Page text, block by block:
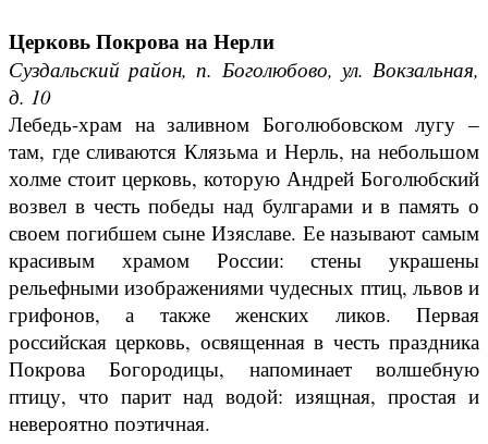
Церковь Покрова на Нерли
Суздальский район, п. Боголюбово, ул. Вокзальная,
д. 10
Лебедь-храм на заливном Боголюбовском лугу ‒
там, где сливаются Клязьма и Нерль, на небольшом
холме стоит церковь, которую Андрей Боголюбский
возвел в честь победы над булгарами и в память о
своем погибшем сыне Изяславе. Ее называют самым
красивым храмом России: стены украшены
рельефными изображениями чудесных птиц, львов и
грифонов, а также женских ликов. Первая
российская церковь, освященная в честь праздника
Покрова Богородицы, напоминает волшебную
птицу, что парит над водой: изящная, простая и
невероятно поэтичная.